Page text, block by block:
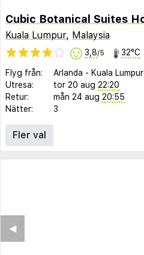
Kuala Lumpur, Malaysia
3,8/5 32°C
Flyg från: Arlanda - Kuala Lumpur
Utresa:
tor 20 aug 22:20
Retur:
mån 24 aug 20:55
Nätter:
3
Fler val
◀︎